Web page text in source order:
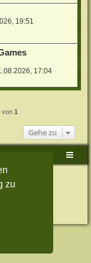
zu
19:51
17:04
von 1
Gehe zu